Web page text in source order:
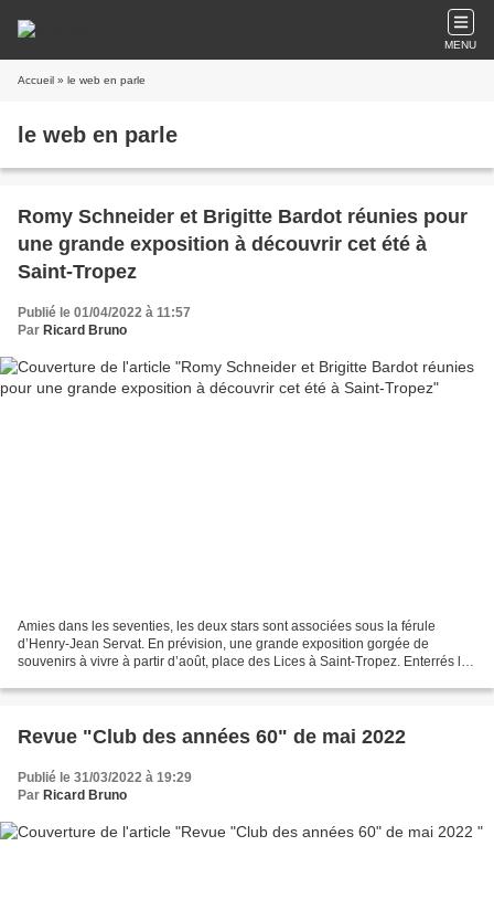
MENU
Accueil » le web en parle
le web en parle
Romy Schneider et Brigitte Bardot réunies pour
une grande exposition à découvrir cet été à
Saint-Tropez
Publié le 01/04/2022 à 11:57
Par Ricard Bruno
Amies dans les seventies, les deux stars sont associées sous la férule
d’Henry-Jean Servat. En prévision, une grande exposition gorgée de
souvenirs à vivre à partir d’août, place des Lices à Saint-Tropez. Enterrés les
Revue "Club des années 60" de mai 2022
Publié le 31/03/2022 à 19:29
Par Ricard Bruno